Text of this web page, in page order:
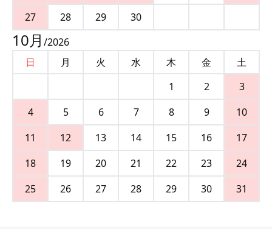
27
28 29 30
10月 /2026
日
月 火 水 木 金
土
1
2
3
4
5 6 7 8 9
10
11
12 13 14 15 16
17
18
19 20 21 22 23
24
25
26 27 28 29 30 31